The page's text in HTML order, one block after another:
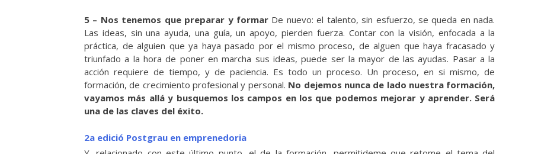
5 – Nos tenemos que preparar y formar De nuevo: el talento, sin esfuerzo, se queda en nada.
Las ideas, sin una ayuda, una guía, un apoyo, pierden fuerza. Contar con la visión, enfocada a la
práctica, de alguien que ya haya pasado por el mismo proceso, de alguen que haya fracasado y
triunfado a la hora de poner en marcha sus ideas, puede ser la mayor de las ayudas. Pasar a la
acción requiere de tiempo, y de paciencia. Es todo un proceso. Un proceso, en si mismo, de
formación, de crecimiento profesional y personal. No dejemos nunca de lado nuestra formación,
vayamos más allá y busquemos los campos en los que podemos mejorar y aprender. Será
una de las claves del éxito.
2a edició Postgrau en emprenedoria